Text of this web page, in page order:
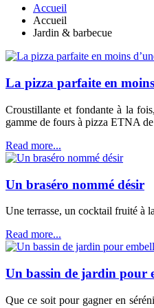
Accueil
Accueil
Jardin & barbecue
La pizza parfaite en
Croustillante et fondante à la
gamme de fours à pizza ETNA
Read more...
Un braséro nommé désir
Une terrasse, un cocktail fruité à
Read more...
Un bassin de jardin pour
Que ce soit pour gagner en